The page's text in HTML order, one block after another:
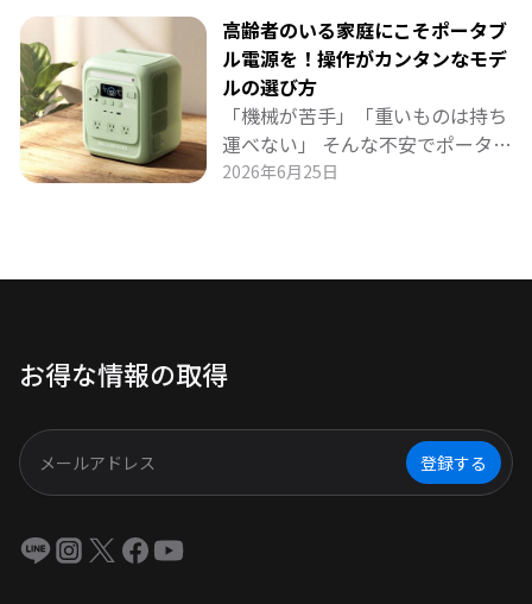
い活用法を詳しく紹介します。
ます。 BLUETTI「AORA 100
mini」は、6000回充放電サイク
ルという驚異の耐久性と省エネ設
計で、約17年も安心して使い続け
られる1kWhクラス最強候補。 日
常の節電から防災まで、長期的コ
高齢者のいる家庭にこそポータブ
ル電源を！操作がカンタンなモデ
ルの選び方
「機械が苦手」「重いものは持ち
運べない」 そんな不安でポータブ
ル電源を諦めていませんか？ 高齢
チ操作、介護機器を止めないUPS
から停電時の備えまで、シニア世
力を詳しく紹介します。
2026年6月25日
お得な情報の取得
登録する